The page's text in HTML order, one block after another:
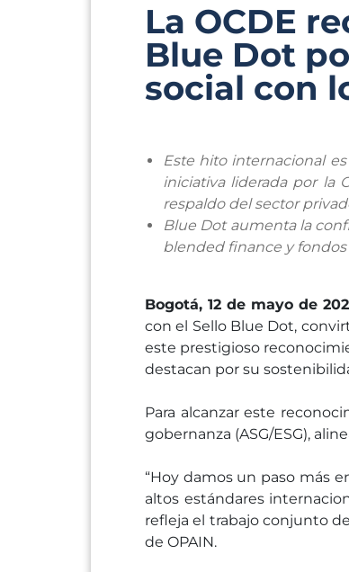
La OCDE
Blue Dot
social con
Este hito internacional
iniciativa liderada por la
respaldo del sector
Blue Dot aumenta la
blended finance y fondos
Bogotá, 12 de mayo de
con el Sello Blue Dot,
este prestigioso
destacan por su
Para alcanzar este
gobernanza (ASG/ESG),
“Hoy damos un paso más
altos estándares
refleja el trabajo conjunto
de OPAIN.